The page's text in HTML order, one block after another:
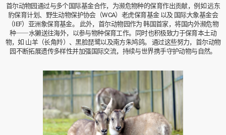
首尔动物园通过与多个国际基金合作，为濒危物种的保育作出贡献，例如 远东
豹保育计划、野生动物保护协会（WCA）老虎保育基金 以及 国际大象基金会
（IEF）亚洲象保育基金。 此外，首尔动物园作为 韩国首家，将国内外濒危物
种——水獭送往海外，以参与物种保育工作。同时也积极致力于保育本土动
物，如 山羊（长角羚）、黑脸琵鹭以及南方朱鸠鸽。 通过这些努力，首尔动物
园不断拓展遗传多样性并加强国际交流，持续与世界携手守护动物与自然。